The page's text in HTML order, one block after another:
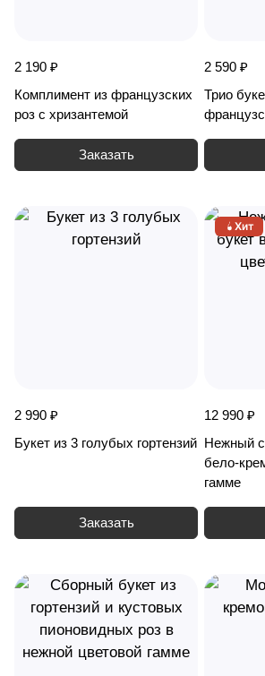
2 190 ₽
Комплимент из французских
роз с хризантемой
Заказать
2 590 ₽
Трио
2 990 ₽
Букет из 3 голубых гортензий
Заказать
Хит
12 990 ₽
Нежный
бело-
гамме